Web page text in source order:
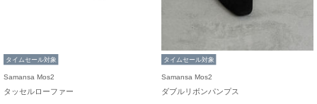
タイムセール対象
Samansa Mos2
タッセルローファー
タイムセール対象
Samansa Mos2
ダブルリボンパンプス